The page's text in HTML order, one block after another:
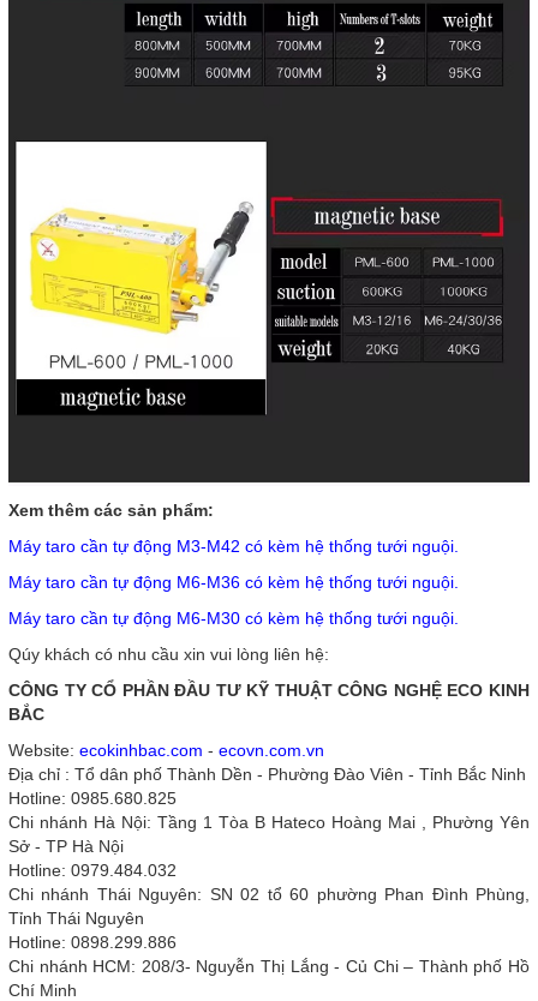
Xem thêm các sản phẩm:
Máy taro cần tự động M3-M42 có kèm hệ thống tưới nguội.
Máy taro cần tự động M6-M36 có kèm hệ thống tưới nguội.
Máy taro cần tự động M6-M30 có kèm hệ thống tưới nguội.
Qúy khách có nhu cầu xin vui lòng liên hệ:
CÔNG TY CỔ PHẦN ĐẦU TƯ KỸ THUẬT CÔNG NGHỆ ECO KINH
BẮC
Website: ecokinhbac.com - ecovn.com.vn
Địa chỉ : Tổ dân phố Thành Dền - Phường Đào Viên - Tỉnh Bắc Ninh
Hotline: 0985.680.825
Chi nhánh Hà Nội: Tầng 1 Tòa B Hateco Hoàng Mai , Phường Yên
Sở - TP Hà Nội
Hotline: 0979.484.032
Chi nhánh Thái Nguyên: SN 02 tổ 60 phường Phan Đình Phùng,
Tỉnh Thái Nguyên
Hotline: 0898.299.886
Chi nhánh HCM: 208/3- Nguyễn Thị Lắng - Củ Chi – Thành phố Hồ
Chí Minh